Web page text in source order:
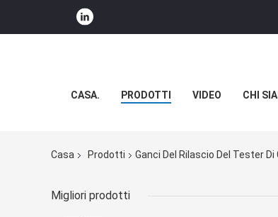
CASA. PRODOTTI VIDEO CHI
Casa Prodotti Ganci Del Rilascio Del Tester Di
Migliori prodotti